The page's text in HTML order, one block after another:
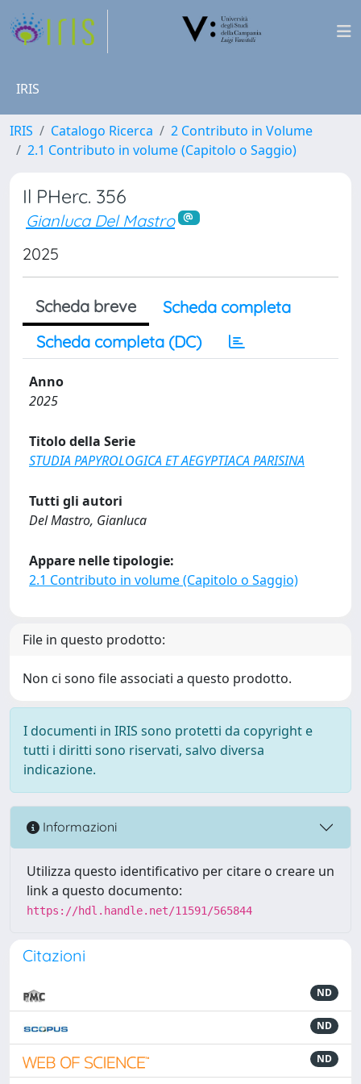
IRIS
IRIS Catalogo Ricerca
2 Contributo in Volume
2.1 Contributo in volume (Capitolo o Saggio)
Il PHerc. 356
Gianluca Del Mastro
2025
Scheda breve
Scheda completa
Scheda completa (DC)
Anno
2025
Titolo della Serie
STUDIA PAPYROLOGICA ET AEGYPTIACA PARISINA
Tutti gli autori
Del Mastro, Gianluca
Appare nelle tipologie:
2.1 Contributo in volume (Capitolo o Saggio)
File in questo prodotto:
Non ci sono file associati a questo prodotto.
I documenti in IRIS sono protetti da copyright e
tutti i diritti sono riservati, salvo diversa
indicazione.
Informazioni
Utilizza questo identificativo per citare o creare un
link a questo documento:
https://hdl.handle.net/11591/565844
Citazioni
ND
ND
ND